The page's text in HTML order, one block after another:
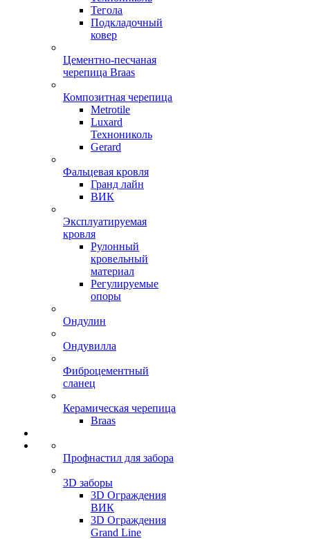
Тегола
Подкладочный
ковер
Цементно-песчаная
черепица Braas
Композитная черепица
Metrotile
Luxard
Технониколь
Gerard
Фальцевая кровля
Гранд лайн
ВИК
Эксплуатируемая
кровля
Рулонный
кровельный
материал
Регулируемые
опоры
Ондулин
Ондувилла
Фиброцементный
сланец
Керамическая черепица
Braas
Профнастил для забора
3D заборы
3D Ограждения
ВИК
3D Ограждения
Grand Line